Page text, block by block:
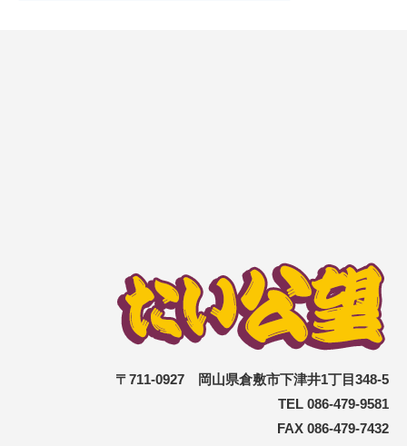
〒711-0927 岡山県倉敷市下津井1丁目348-5
TEL 086-479-9581
FAX 086-479-7432